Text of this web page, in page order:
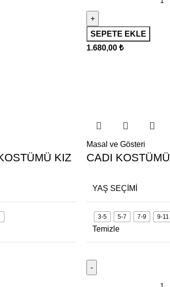
SEPETE EKLE
1.680,00 ₺
KIZ
Masal ve Gösteri
CADI KOSTÜMÜ
YAŞ SEÇIMI
3-5 5-7 7-9 9-11
Temizle